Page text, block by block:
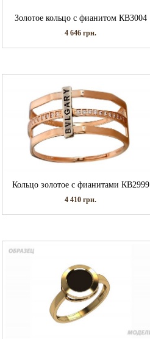
Золотое кольцо с фианитом КВ3004
4 646грн.
Кольцо золотое с фианитами КВ2999
4 410грн.